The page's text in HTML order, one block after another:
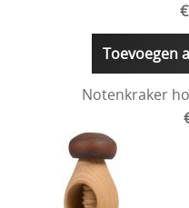
Toevoegen
Notenkraker